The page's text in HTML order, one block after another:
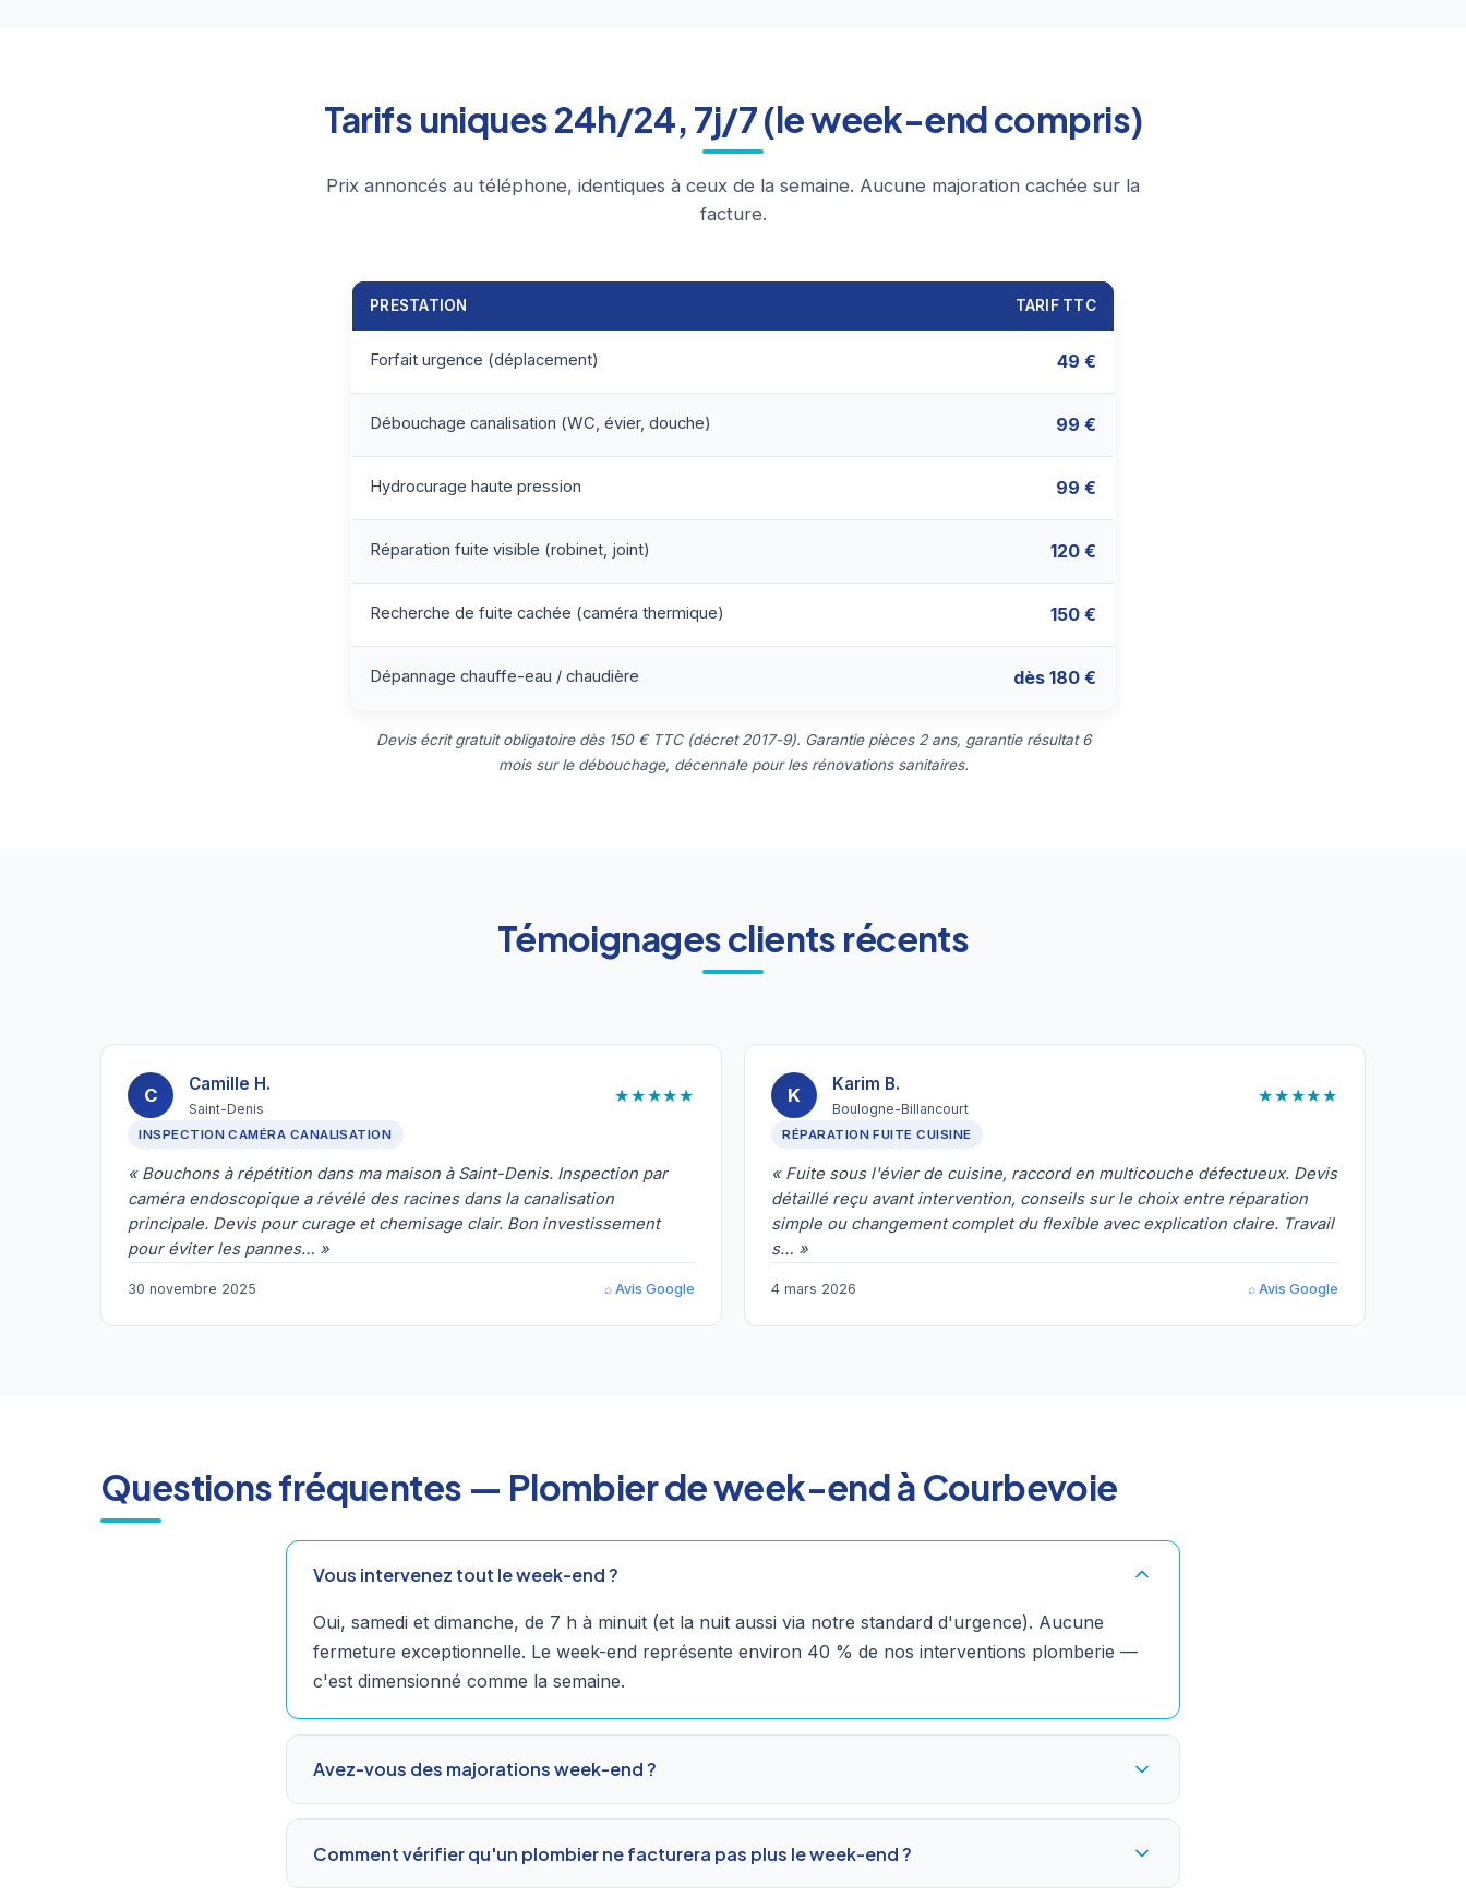
Tarifs uniques 24h/24, 7j/7 (le week-end compris)
Prix annoncés au téléphone, identiques à ceux de la semaine. Aucune majoration cachée sur la
facture.
PRESTATION TARIF TTC
Forfait urgence (déplacement) 49 €
Débouchage canalisation (WC, évier, douche) 99 €
Hydrocurage haute pression 99 €
Réparation fuite visible (robinet, joint) 120 €
Recherche de fuite cachée (caméra thermique) 150 €
Dépannage chauffe-eau / chaudière dès 180 €
Devis écrit gratuit obligatoire dès 150 € TTC (décret 2017-9). Garantie pièces 2 ans, garantie résultat 6
mois sur le débouchage, décennale pour les rénovations sanitaires.
Témoignages clients récents
C
Camille H.
Saint-Denis
★★★★★
INSPECTION CAMÉRA CANALISATION
« Bouchons à répétition dans ma maison à Saint-Denis. Inspection par
caméra endoscopique a révélé des racines dans la canalisation
principale. Devis pour curage et chemisage clair. Bon investissement
pour éviter les pannes… »
30 novembre 2025 ⌕ Avis Google
K
Karim B.
Boulogne-Billancourt
★★★★★
RÉPARATION FUITE CUISINE
« Fuite sous l'évier de cuisine, raccord en multicouche défectueux. Devis
détaillé reçu avant intervention, conseils sur le choix entre réparation
simple ou changement complet du flexible avec explication claire. Travail
s… »
4 mars 2026 ⌕ Avis Google
Questions fréquentes — Plombier de week-end à Courbevoie
Vous intervenez tout le week-end ?
Oui, samedi et dimanche, de 7 h à minuit (et la nuit aussi via notre standard d'urgence). Aucune
fermeture exceptionnelle. Le week-end représente environ 40 % de nos interventions plomberie —
c'est dimensionné comme la semaine.
Avez-vous des majorations week-end ?
Comment vérifier qu'un plombier ne facturera pas plus le week-end ?